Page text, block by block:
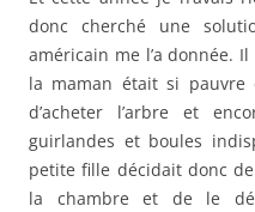
donc cherché une
américain me l’a donnée.
la maman était si pauvre
d’acheter l’arbre et
guirlandes et boules
petite fille décidait donc
la chambre et de le